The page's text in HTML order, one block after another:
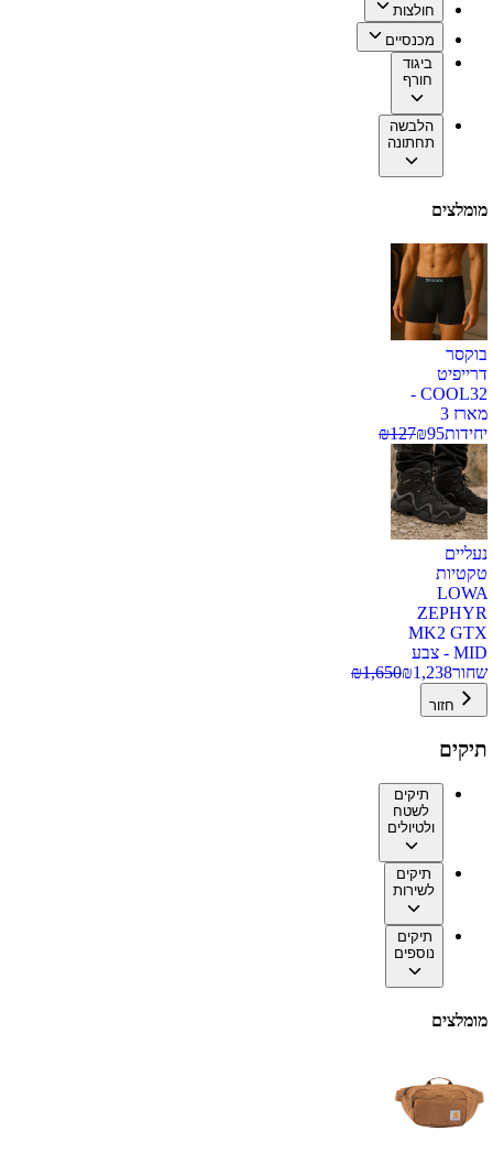
חולצות
מכנסיים
ביגוד
חורף
הלבשה
תחתונה
מומלצים
בוקסר
דרייפיט
COOL32 -
מארז 3
יחידות
₪95
₪127
נעליים
טקטיות
LOWA
ZEPHYR
MK2 GTX
MID - צבע
שחור
₪1,238
₪1,650
חזור
תיקים
תיקים
לשטח
ולטיולים
תיקים
לשירות
תיקים
נוספים
מומלצים